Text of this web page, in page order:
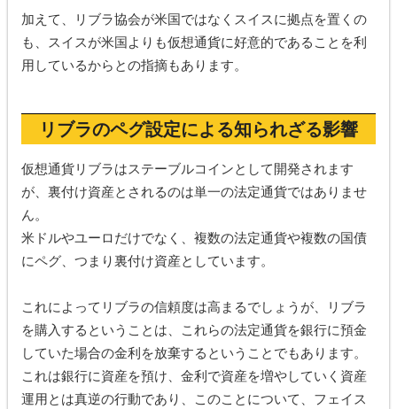
加えて、リブラ協会が米国ではなくスイスに拠点を置くの
も、スイスが米国よりも仮想通貨に好意的であることを利
用しているからとの指摘もあります。
リブラのペグ設定による知られざる影響
仮想通貨リブラはステーブルコインとして開発されます
が、裏付け資産とされるのは単一の法定通貨ではありませ
ん。
米ドルやユーロだけでなく、複数の法定通貨や複数の国債
にペグ、つまり裏付け資産としています。
これによってリブラの信頼度は高まるでしょうが、リブラ
を購入するということは、これらの法定通貨を銀行に預金
していた場合の金利を放棄するということでもあります。
これは銀行に資産を預け、金利で資産を増やしていく資産
運用とは真逆の行動であり、このことについて、フェイス